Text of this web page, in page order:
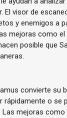
El visor de
y enemigos a
mejoras como
posible que
convierte su
rápidamente o se
Las mejoras